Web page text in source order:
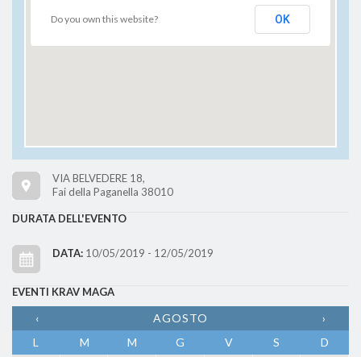
Do you own this website? OK
VIA BELVEDERE 18,
Fai della Paganella 38010
DURATA DELL'EVENTO
DATA: 10/05/2019 - 12/05/2019
EVENTI KRAV MAGA
‹ AGOSTO
›
L
M M G V S D